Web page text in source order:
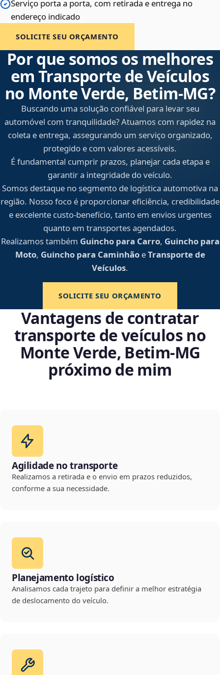
Serviço porta a porta, com retirada e entrega no
endereço indicado
SOLICITE SEU ORÇAMENTO
Por que somos os melhores
em Transporte de Veículos
no Monte Verde, Betim‑MG?
Buscando uma solução confiável para levar seu
automóvel com tranquilidade? Atuamos com rapidez na
coleta e entrega, assegurando um serviço organizado,
protegido e com valores acessíveis.
É fundamental cumprir prazos, planejar cada etapa e
garantir a integridade do veículo.
Somos destaque no segmento de logística automotiva na
região. Nosso foco é proporcionar eficiência, credibilidade
e excelente custo-benefício, tanto em envios urgentes
quanto em transportes agendados.
Realizamos também Guincho para Carro, Guincho para
Moto, Guincho para CaminhãoeTransporte de
Veículos.
SOLICITE SEU ORÇAMENTO
Vantagens de contratar
transporte de veículos no
Monte Verde, Betim‑MG
próximo de mim
Agilidade no transporte
Realizamos a retirada e o envio em prazos reduzidos,
conforme a sua necessidade.
Planejamento logístico
Analisamos cada trajeto para definir a melhor estratégia
de deslocamento do veículo.